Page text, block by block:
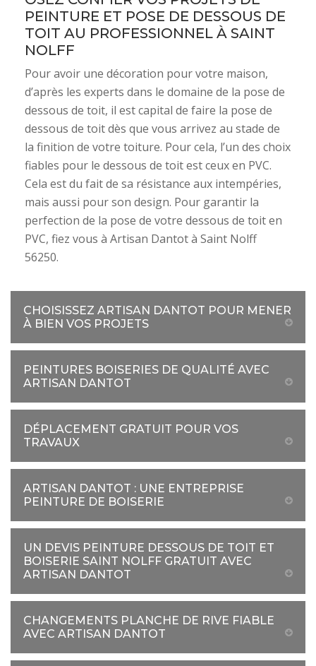
PEINTURE ET POSE DE DESSOUS DE
TOIT AU PROFESSIONNEL À SAINT
NOLFF
Pour avoir une décoration pour votre maison,
d’après les experts dans le domaine de la pose de
dessous de toit, il est capital de faire la pose de
dessous de toit dès que vous arrivez au stade de
la finition de votre toiture. Pour cela, l’un des choix
fiables pour le dessous de toit est ceux en PVC.
Cela est du fait de sa résistance aux intempéries,
mais aussi pour son design. Pour garantir la
perfection de la pose de votre dessous de toit en
PVC, fiez vous à Artisan Dantot à Saint Nolff
56250.
CHOISISSEZ ARTISAN DANTOT POUR MENER
À BIEN VOS PROJETS
PEINTURES BOISERIES DE QUALITÉ AVEC
ARTISAN DANTOT
DÉPLACEMENT GRATUIT POUR VOS
TRAVAUX
ARTISAN DANTOT : UNE ENTREPRISE
PEINTURE DE BOISERIE
UN DEVIS PEINTURE DESSOUS DE TOIT ET
BOISERIE SAINT NOLFF GRATUIT AVEC
ARTISAN DANTOT
CHANGEMENTS PLANCHE DE RIVE FIABLE
AVEC ARTISAN DANTOT